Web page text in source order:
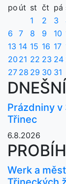
po út st čt pá
1
2 3
6
7 8 9 10
13 14 15 16 17
20 21 22 23 24
27 28 29 30 31
Prázdniny
Třinec
6.8.2026
Werk a